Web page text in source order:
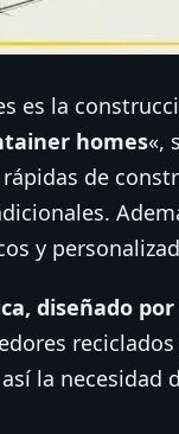
es la
homes«,
de
y
diseñado
la necesidad